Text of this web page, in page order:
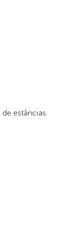
estâncias